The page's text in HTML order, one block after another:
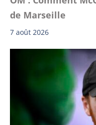
de Marseille
7 août 2026